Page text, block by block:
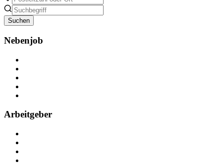
Suchen
Nebenjob
Arbeitgeber